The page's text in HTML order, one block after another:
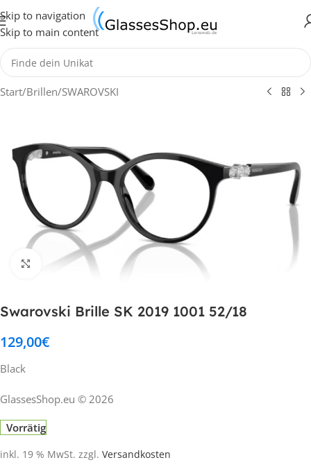
Skip to navigation
Skip to main content
Start/Brillen/SWAROVSKI
Klick zum Vergrößern
Swarovski Brille SK 2019 1001 52/18
129,00€
Black
GlassesShop.eu © 2026
Vorrätig
inkl. 19 % MwSt. zzgl. Versandkosten